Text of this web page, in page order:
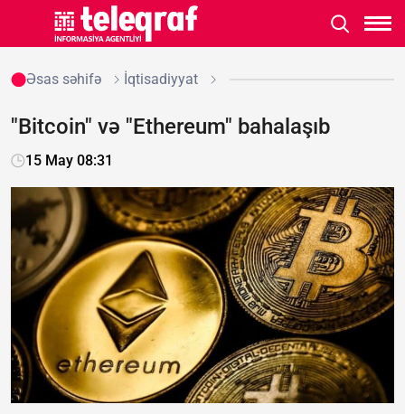
Əsas səhifə İqtisadiyyat
"Bitcoin" və "Ethereum" bahalaşıb
15 May 08:31